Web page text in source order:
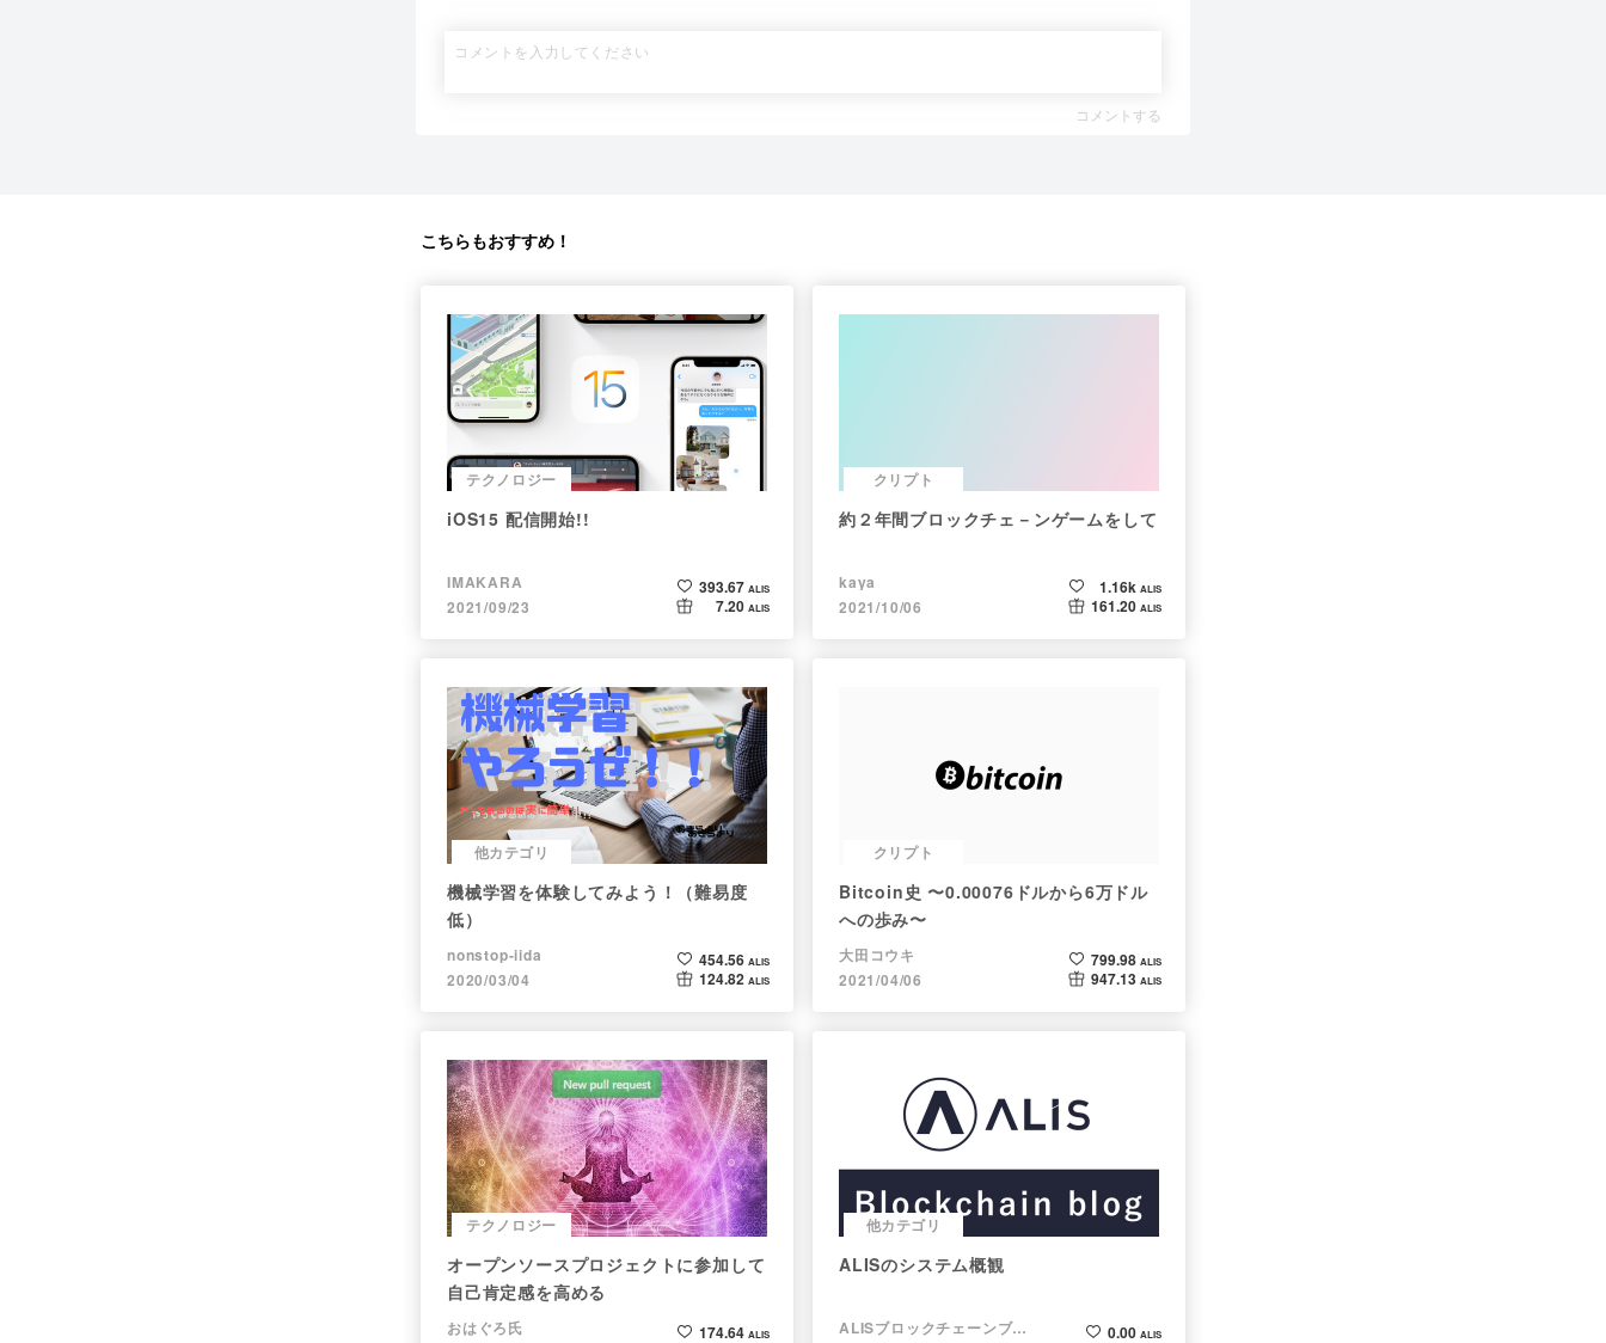
コメントする
こちらもおすすめ！
テクノロジー
iOS15 配信開始!!
IMAKARA
2021/09/23
393.67 ALIS
7.20 ALIS
クリプト
約２年間ブロックチェ－ンゲームをして
kaya
2021/10/06
1.16k ALIS
161.20 ALIS
他カテゴリ
機械学習を体験してみよう！（難易度
低）
nonstop-iida
2020/03/04
454.56 ALIS
124.82 ALIS
クリプト
Bitcoin史 〜0.00076ドルから6万ドル
への歩み〜
大田コウキ
2021/04/06
799.98 ALIS
947.13 ALIS
テクノロジー
オープンソースプロジェクトに参加して
自己肯定感を高める
おはぐろ氏
174.64 ALIS
他カテゴリ
ALISのシステム概観
ALISブロックチェーンブログ
0.00 ALIS